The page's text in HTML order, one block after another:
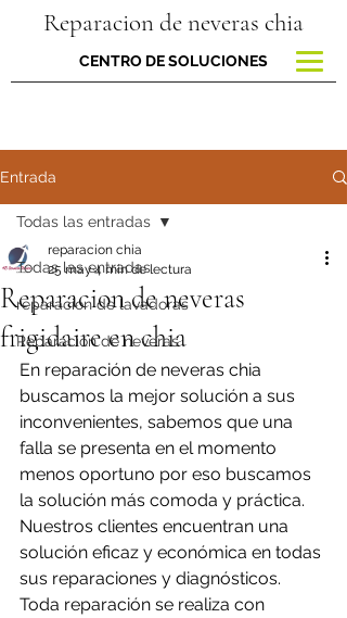
Reparacion de neveras chia
CENTRO DE SOLUCIONES
Entrada
Todas las entradas
reparacion de lavadoras
Reparación de neveras
Todas las entradas
Reparacion de neveras
frigidaire en chia
reparacion chia
25 may4 min de lectura
En reparación de neveras chia
buscamos la mejor solución a sus
inconvenientes, sabemos que una
falla se presenta en el momento
menos oportuno por eso buscamos
la solución más comoda y práctica.
Nuestros clientes encuentran una
solución eficaz y económica en todas
sus reparaciones y diagnósticos.
Toda reparación se realiza con